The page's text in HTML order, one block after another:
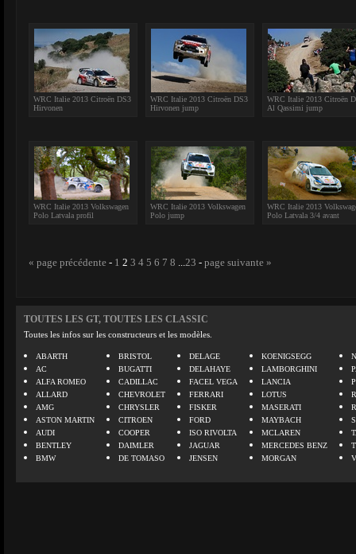
WRC Italie 2013 Citroën DS3
Hirvonen
WRC Italie 2013 Citroën DS3
Hirvonen jump
WRC Italie 2013 Citroën
Al Qassimi jump
WRC Italie 2013 Volkswagen
Polo Latvala profil
WRC Italie 2013 Volkswagen
Polo jump
WRC Italie 2013
Polo Latvala 3/4 avant
« page précédente - 1 2 3 4 5 6 7 8 ...23 - page suivante »
TOUTES LES GT, TOUTES LES CLASSIC
Toutes les infos sur les constructeurs et les modèles.
ABARTH
AC
ALFA ROMEO
ALLARD
AMG
ASTON MARTIN
AUDI
BENTLEY
BMW
BRISTOL
BUGATTI
CADILLAC
CHEVROLET
CHRYSLER
CITROEN
COOPER
DAIMLER
DE TOMASO
DELAGE
DELAHAYE
FACEL VEGA
FERRARI
FISKER
FORD
ISO RIVOLTA
JAGUAR
JENSEN
KOENIGSEGG
LAMBORGHINI
LANCIA
LOTUS
MASERATI
MAYBACH
MCLAREN
MERCEDES BENZ
MORGAN